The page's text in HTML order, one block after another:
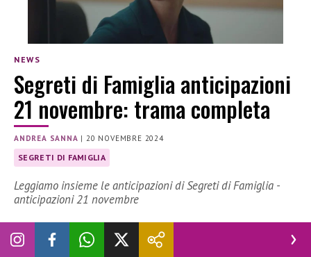
NEWS
Segreti di Famiglia anticipazioni
21 novembre: trama completa
ANDREA SANNA |20 NOVEMBRE 2024
SEGRETI DI FAMIGLIA
Leggiamo insieme le anticipazioni di Segreti di Famiglia -
anticipazioni 21 novembre
Proseguiamo questa settimana con le nuoveanticipazioni
di Segreti di Famigliadel 21 novembre